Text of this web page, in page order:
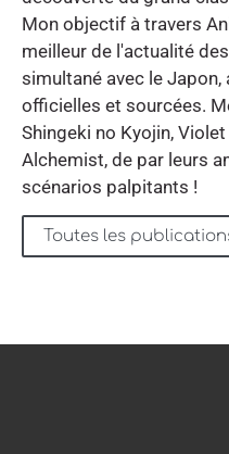
Mon objectif à travers
meilleur de l'actualité
simultané avec le
officielles et sourcées.
Shingeki no Kyojin,
Alchemist, de par leurs
scénarios palpitants !
Toutes les